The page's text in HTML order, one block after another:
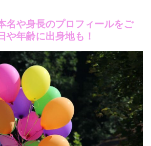
名や身長のプロフィールをご
や年齢に出身地も！